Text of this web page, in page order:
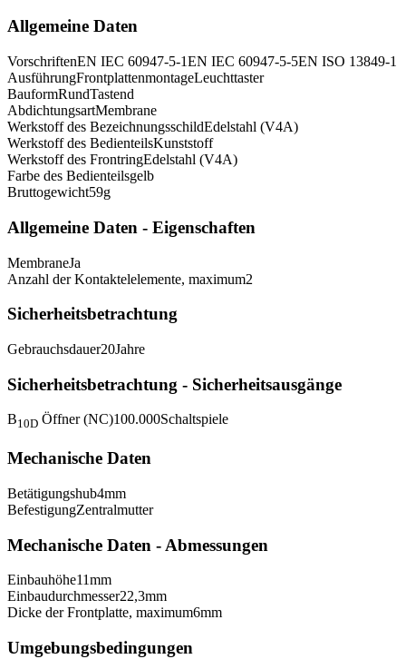
Allgemeine Daten
VorschriftenEN IEC 60947-5-1EN IEC 60947-5-5EN ISO 13849-1
AusführungFrontplattenmontageLeuchttaster
BauformRundTastend
AbdichtungsartMembrane
Werkstoff des BezeichnungsschildEdelstahl (V4A)
Werkstoff des BedienteilsKunststoff
Werkstoff des FrontringEdelstahl (V4A)
Farbe des Bedienteilsgelb
Bruttogewicht59g
Allgemeine Daten - Eigenschaften
MembraneJa
Anzahl der Kontaktelelemente, maximum2
Sicherheitsbetrachtung
Gebrauchsdauer20Jahre
Sicherheitsbetrachtung - Sicherheitsausgänge
B10D Öffner (NC)100.000Schaltspiele
Mechanische Daten
Betätigungshub4mm
BefestigungZentralmutter
Mechanische Daten - Abmessungen
Einbauhöhe11mm
Einbaudurchmesser22,3mm
Dicke der Frontplatte, maximum6mm
Umgebungsbedingungen